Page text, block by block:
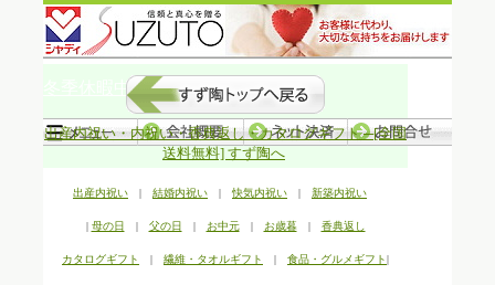
冬季休暇中の発送について
出産内祝い・内祝い・香典返し・カタログギフト ─[全国
送料無料] すず陶へ
出産内祝い | 結婚内祝い | 快気内祝い | 新築内祝い
| 母の日 | 父の日 | お中元| お歳暮| 香典返し
カタログギフト | 繊維・タオルギフト | 食品・グルメギフト|